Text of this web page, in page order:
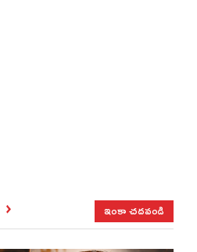
ఇంకా చదవండి